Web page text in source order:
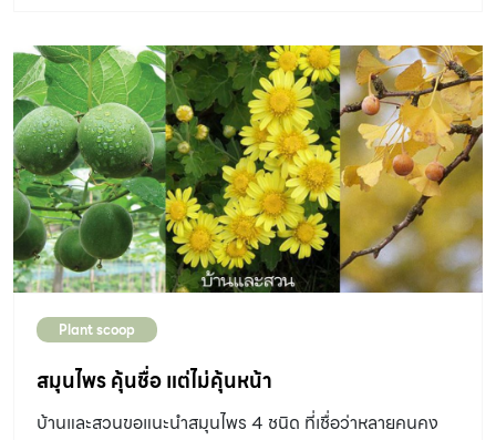
Plant scoop
สมุนไพร คุ้นชื่อ แต่ไม่คุ้นหน้า
บ้านและสวนขอแนะนำสมุนไพร 4 ชนิด ที่เชื่อว่าหลายคนคง